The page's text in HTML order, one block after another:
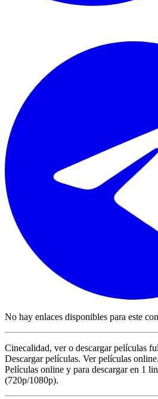
No hay enlaces disponibles para este
Cinecalidad, ver o descargar películas
Descargar películas. Ver películas
Películas online y para descargar en 1
(720p/1080p).